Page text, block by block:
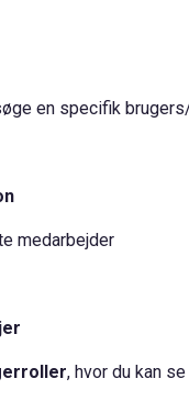
en specifik
medarbejder
, hvor du kan